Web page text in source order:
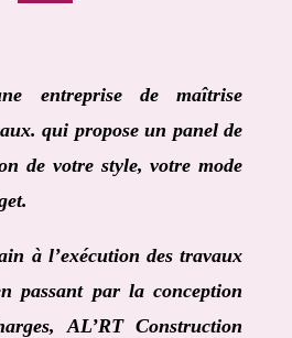
entreprise de maîtrise
. qui propose un panel de
de votre style, votre mode
à l’exécution des travaux
passant par la conception
AL’RT Construction